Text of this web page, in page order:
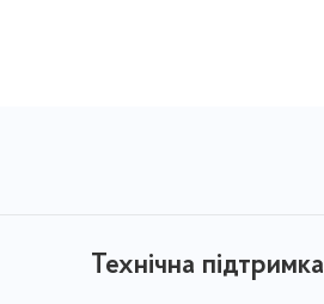
Технічна підтримка